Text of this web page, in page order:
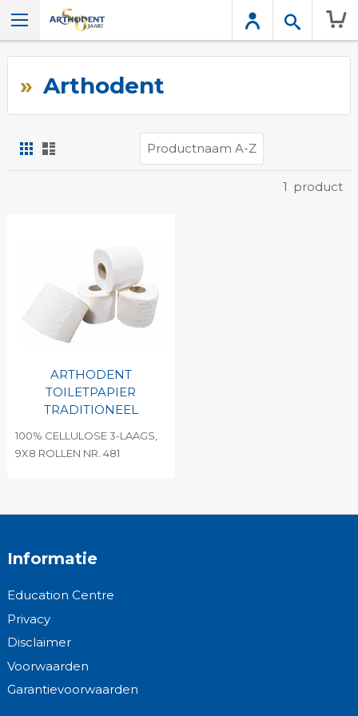
Arthodent
Foto-
tabel
1 product
ARTHODENT
TOILETPAPIER
TRADITIONEEL
100% CELLULOSE 3-LAAGS,
9X8 ROLLEN NR. 481
Informatie
Education Centre
Privacy
Disclaimer
Voorwaarden
Garantievoorwaarden